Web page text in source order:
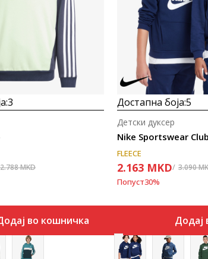
3
2.788MKD
во кошничка
Достапна боја:5
Nike Sportswear Club
Детски дуксер
FLEECE
2.163 MKD 3.090
Попуст30%
Додај